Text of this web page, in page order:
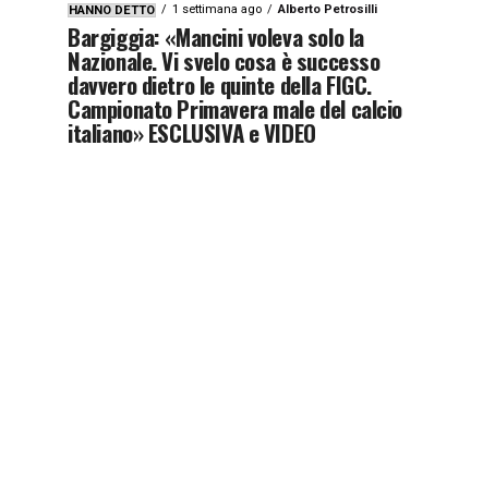
HANNO DETTO 1 settimana ago Alberto Petrosilli
Bargiggia: «Mancini voleva solo la
Nazionale. Vi svelo cosa è successo
davvero dietro le quinte della FIGC.
Campionato Primavera male del calcio
italiano» ESCLUSIVA e VIDEO